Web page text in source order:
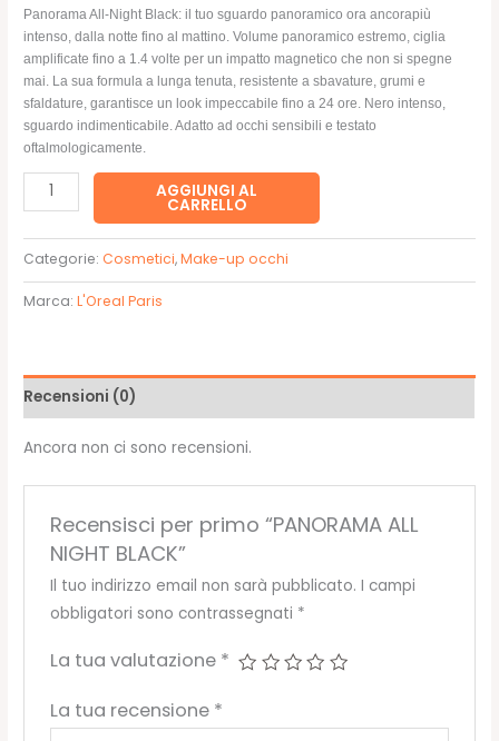
prezzo
originale
era:
18,50€.
prezzo
attuale
è:
Panorama All-Night Black: il tuo sguardo panoramico ora ancorapiù
intenso, dalla notte fino al mattino. Volume panoramico estremo, ciglia
amplificate fino a 1.4 volte per un impatto magnetico che non si spegne
mai. La sua formula a lunga tenuta, resistente a sbavature, grumi e
sfaldature, garantisce un look impeccabile fino a 24 ore. Nero intenso,
sguardo indimenticabile. Adatto ad occhi sensibili e testato
oftalmologicamente.
PANORAMA
ALL
NIGHT
BLACK
quantità
AGGIUNGI AL
CARRELLO
Categorie:Cosmetici,Make-up occhi
Marca:L'Oreal Paris
Recensioni (0)
Ancora non ci sono recensioni.
Recensisci per primo “PANORAMA ALL
NIGHT BLACK”
Il tuo indirizzo email non sarà pubblicato. I campi
obbligatori sono contrassegnati *
La tua valutazione *
La tua recensione *